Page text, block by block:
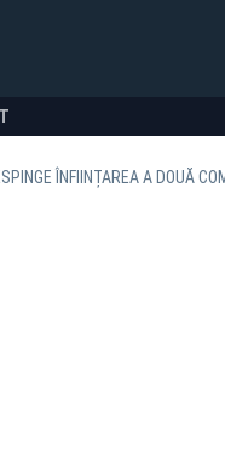
ÎNFIINȚAREA A DOUĂ